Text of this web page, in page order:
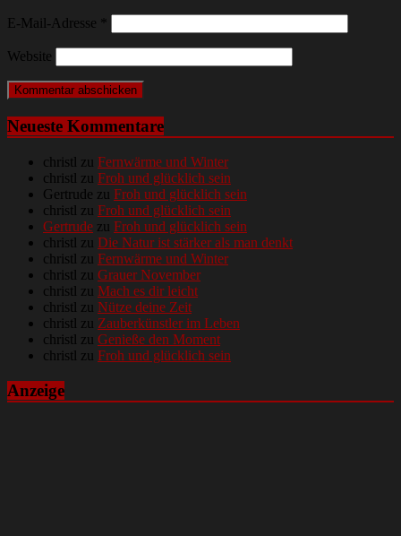
E-Mail-Adresse
Website
Neueste Kommentare
christl zu Fernwärme und Winter
christl zu Froh und glücklich sein
Gertrude zu Froh und glücklich sein
christl zu Froh und glücklich sein
Gertrude zu Froh und glücklich sein
christl zu Die Natur ist stärker als man denkt
christl zu Fernwärme und Winter
christl zu Grauer November
christl zu Mach es dir leicht
christl zu Nütze deine Zeit
christl zu Zauberkünstler im Leben
christl zu Genieße den Moment
christl zu Froh und glücklich sein
Anzeige